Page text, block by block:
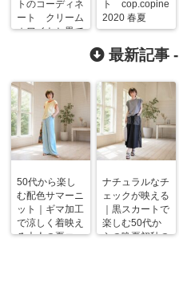
トのコーディネ
ート クリーム
ホワイトと黒で
ト cop.copine
2020 春夏
最新記事 -
50代から楽し
む配色サマーニ
ット｜ギマ加工
で涼しく着映え
る大人の夏コー
ナチュラルなチ
ェックが映える
｜黒スカートで
楽しむ50代か
らの晩夏初秋の